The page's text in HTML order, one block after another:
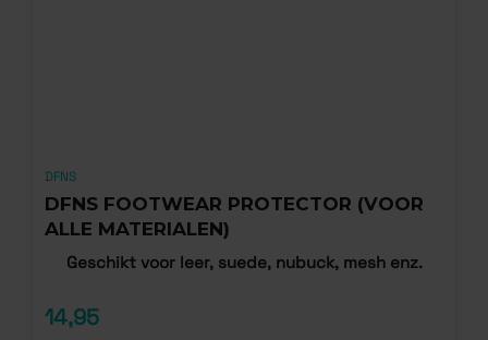
DFNS
DFNS FOOTWEAR PROTECTOR (VOOR
ALLE MATERIALEN)
Geschikt voor leer, suede, nubuck, mesh enz.
14,95